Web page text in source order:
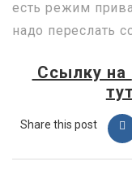
есть режим
надо переслать
Ссылку на
тут
Share this post